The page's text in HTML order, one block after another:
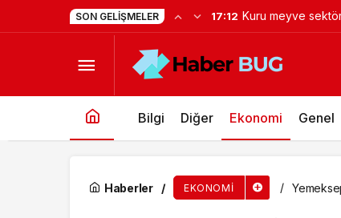
SON GELIŞMELER 16:52 Başkan Yıldız
Bilgi Diğer Ekonomi Genel
Haberler EKONOMI
Yıldız Holding verimlilik, dijitalleşme ve